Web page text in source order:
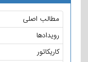
مطالب اصلی
رویدادها
کاریکاتور